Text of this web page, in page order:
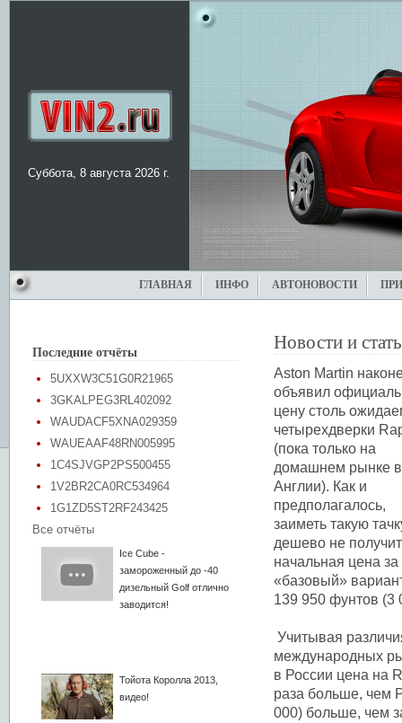
Суббота, 8 августа 2026 г.
ГЛАВНАЯ ИНФО АВТОНОВОСТИ
Последние отчёты
5UXXW3C51G0R21965
3GKALPEG3RL402092
WAUDACF5XNA029359
WAUEAAF48RN005995
1C4SJVGP2PS500455
1V2BR2CA0RC534964
1G1ZD5ST2RF243425
Все отчёты
Ice Cube -
замороженный до -40
дизельный Golf отлично
заводится!
Тойота Королла 2013,
видео!
Новости и
Aston Martin
объявил
цену столь
четырехдверки
(пока только на
домашнем рынке в
Англии). Как и
предполагалось,
заиметь такую
дешево не
начальная цена за
«базовый»
139 950 фунтов (3
Учитывая
международных
в России цена на
раза больше, чем
000) больше, чем